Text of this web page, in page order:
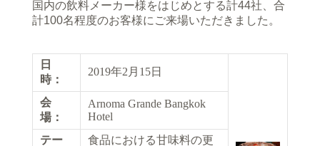
国内の飲料メーカー様をはじめとする計44社、合
計100名程度のお客様にご来場いただきました。
日
時：
2019年2月15日
会
場：
Arnoma Grande Bangkok
Hotel
テー
食品における甘味料の更